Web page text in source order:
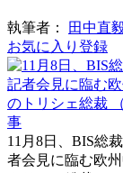
執筆者： 田中直
お気に入り登録
11月8日、BIS総
者会見に臨む欧